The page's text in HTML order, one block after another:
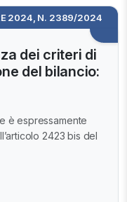
2024, N. 2389/2024
dei criteri di
del bilancio:
è espressamente
2423 bis del